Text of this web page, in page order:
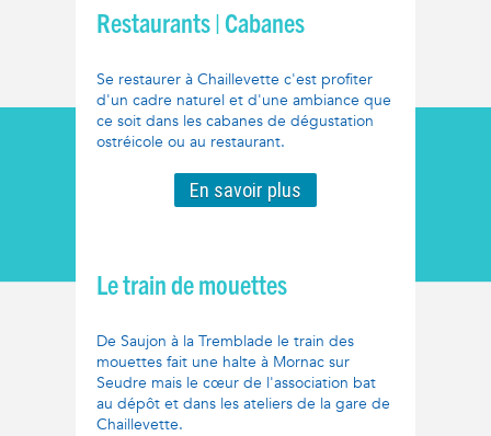
Restaurants | Cabanes
Se restaurer à Chaillevette c'est profiter
d'un cadre naturel et d'une ambiance que
ce soit dans les cabanes de dégustation
ostréicole ou au restaurant.
En savoir plus
Le train de mouettes
De Saujon à la Tremblade le train des
mouettes fait une halte à Mornac sur
Seudre mais le cœur de l'association bat
au dépôt et dans les ateliers de la gare de
Chaillevette.